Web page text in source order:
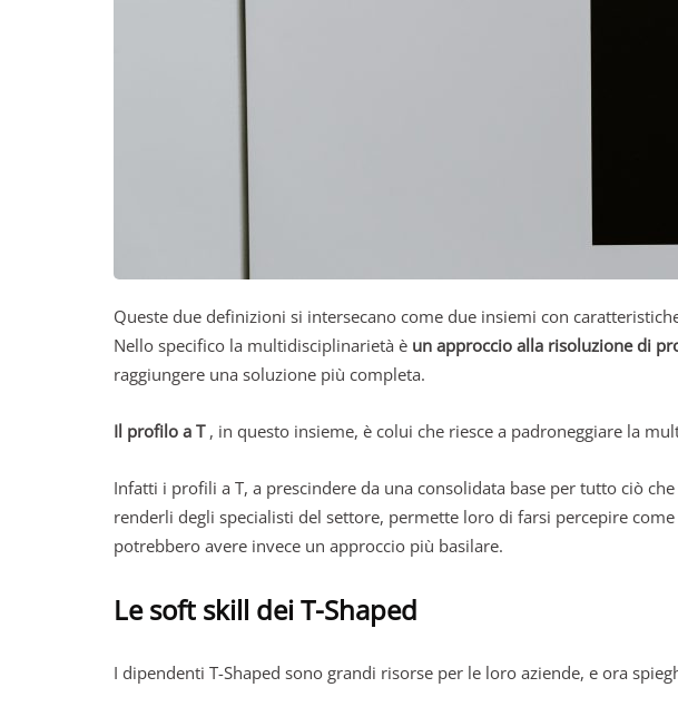
Queste due definizioni si intersecano come due insiemi con
Nello specifico la multidisciplinarietà è un approccio alla risoluzione di
raggiungere una soluzione più completa.
Il profilo a T, in questo insieme, è colui che riesce a padroneggiare la
Infatti i profili a T, a prescindere da una consolidata base per tutto ciò
renderli degli specialisti del settore, permette loro di farsi percepire
potrebbero avere invece un approccio più basilare.
Le soft skill dei T-Shaped
I dipendenti T-Shaped sono grandi risorse per le loro aziende, e ora